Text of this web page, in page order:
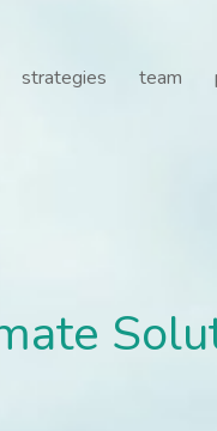
strategies team